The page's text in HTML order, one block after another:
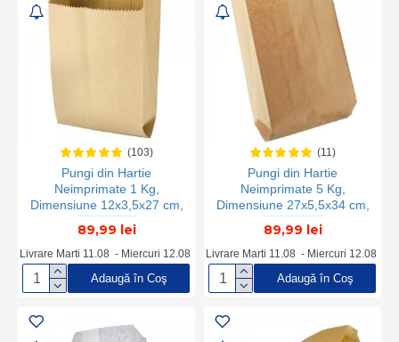
Pungi din Hartie
Neimprimate 1 Kg,
Dimensiune 12x3,5x27 cm,
Hartie Kraft Natur 50 g/m²,
Greutate 5 Kg/Bax, 155
Buc/Kg, Ambalaje din
Hartie,Pungi Hartie, Pungi
Natur, Pungi Hartie Natur,
Kraft, Pungi Kraft Maro
89,99 lei
(103)
Livrare Marti 11.08 - Miercuri 12.08
Adaugă în Coş
Pungi din Hartie
Neimprimate 5 Kg,
Dimensiune 27x5,5x34 cm,
Hartie Kraft Natur 50 g/m²,
Greutate 5 Kg/Bax, 70
Buc/Kg, Ambalaje din
Hartie, Pungi pentru Fast
Food, Pungi pentru
Catering, Pungi din Hartie
Fast Food
89,99 lei
(11)
Livrare Marti 11.08 - Miercuri 12.08
Adaugă în Coş